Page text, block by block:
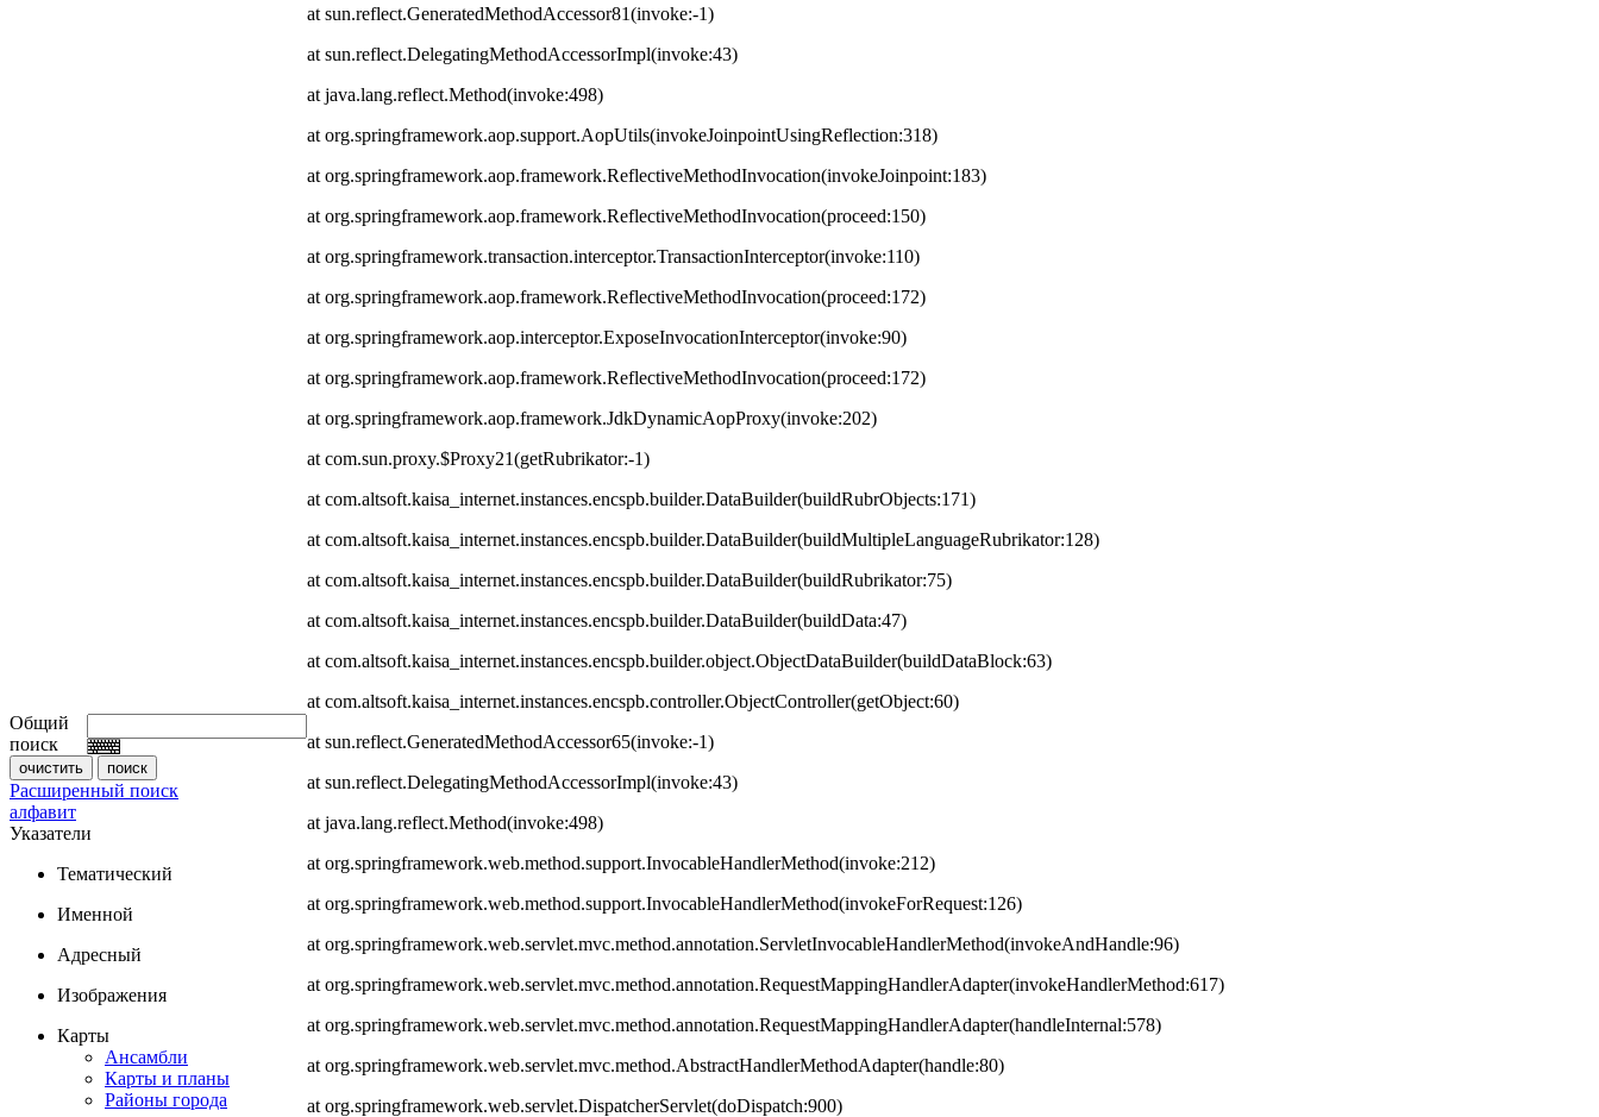
Общий
поиск
Расширенный поиск
алфавит
Указатели
Тематический
Именной
Адресный
Изображения
Карты
Ансамбли
Карты и планы
Районы города
at sun.reflect.GeneratedMethodAccessor81(invoke:-1)
at sun.reflect.DelegatingMethodAccessorImpl(invoke:43)
at java.lang.reflect.Method(invoke:498)
at org.springframework.aop.support.AopUtils(invokeJoinpointUsingReflection:318)
at org.springframework.aop.framework.ReflectiveMethodInvocation(invokeJoinpoint:183)
at org.springframework.aop.framework.ReflectiveMethodInvocation(proceed:150)
at org.springframework.transaction.interceptor.TransactionInterceptor(invoke:110)
at org.springframework.aop.framework.ReflectiveMethodInvocation(proceed:172)
at org.springframework.aop.interceptor.ExposeInvocationInterceptor(invoke:90)
at org.springframework.aop.framework.ReflectiveMethodInvocation(proceed:172)
at org.springframework.aop.framework.JdkDynamicAopProxy(invoke:202)
at com.sun.proxy.$Proxy21(getRubrikator:-1)
at com.altsoft.kaisa_internet.instances.encspb.builder.DataBuilder(buildRubrObjects:171)
at com.altsoft.kaisa_internet.instances.encspb.builder.DataBuilder(buildMultipleLanguageRubrikator:128)
at com.altsoft.kaisa_internet.instances.encspb.builder.DataBuilder(buildRubrikator:75)
at com.altsoft.kaisa_internet.instances.encspb.builder.DataBuilder(buildData:47)
at com.altsoft.kaisa_internet.instances.encspb.builder.object.ObjectDataBuilder(buildDataBlock:63)
at com.altsoft.kaisa_internet.instances.encspb.controller.ObjectController(getObject:60)
at sun.reflect.GeneratedMethodAccessor65(invoke:-1)
at sun.reflect.DelegatingMethodAccessorImpl(invoke:43)
at java.lang.reflect.Method(invoke:498)
at org.springframework.web.method.support.InvocableHandlerMethod(invoke:212)
at org.springframework.web.method.support.InvocableHandlerMethod(invokeForRequest:126)
at org.springframework.web.servlet.mvc.method.annotation.ServletInvocableHandlerMethod(invokeAndHandle:96)
at org.springframework.web.servlet.mvc.method.annotation.RequestMappingHandlerAdapter(invokeHandlerMethod:617)
at org.springframework.web.servlet.mvc.method.annotation.RequestMappingHandlerAdapter(handleInternal:578)
at org.springframework.web.servlet.mvc.method.AbstractHandlerMethodAdapter(handle:80)
at org.springframework.web.servlet.DispatcherServlet(doDispatch:900)